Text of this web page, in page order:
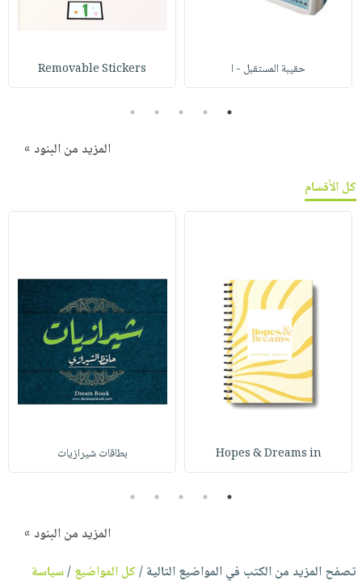
حقيبة المستقبل - ا Removable Stickers
1
2
3
4
5
المزيد من البنود »
كل الأقسام
Hopes & Dreams in بطاقات شيرازيات
1
2
3
4
5
المزيد من البنود »
تصفح المزيد من الكتب في المواضيع التالية /كل المواضيع/سياسة